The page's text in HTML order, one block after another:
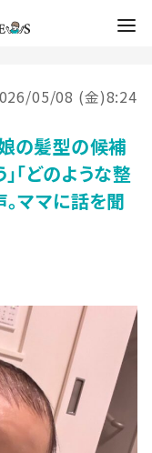
05/08 (金)8:24
の髪型の候補
「どのような整
。ママに話を聞